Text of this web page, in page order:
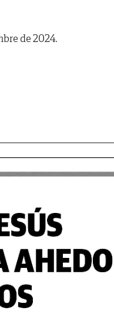
de 2024.